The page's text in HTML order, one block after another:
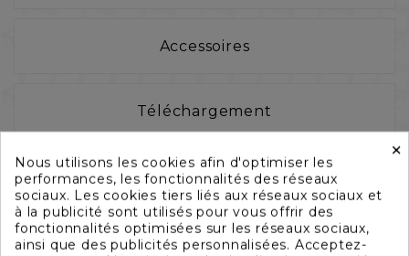
Accessoires
Téléchargement
×
Nous utilisons les cookies afin d'optimiser les
performances, les fonctionnalités des réseaux
sociaux. Les cookies tiers liés aux réseaux sociaux et
à la publicité sont utilisés pour vous offrir des
fonctionnalités optimisées sur les réseaux sociaux,
ainsi que des publicités personnalisées. Acceptez-